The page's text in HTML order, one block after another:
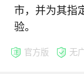
市，并为其指
验。
官方版 无